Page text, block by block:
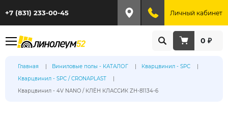
+7 (831) 233-00-45 Личный кабинет
0 ₽
Главная Виниловые полы - КАТАЛОГ
Кварцвинил - SPC
Кварцвинил - SPC / CRONAPLAST
Кварцвинил - 4V NANO / КЛЁН КЛАССИК ZH-81134-6